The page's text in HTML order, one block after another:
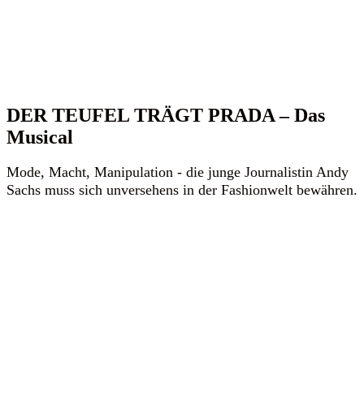
DER TEUFEL TRÄGT PRADA – Das
Musical
Mode, Macht, Manipulation - die junge Journalistin Andy
Sachs muss sich unversehens in der Fashionwelt bewähren.